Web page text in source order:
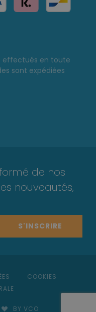
effectués en toute
sont expédiées
de nos
nouveautés,
S'INSCRIRE
COOKIES
BY VCO